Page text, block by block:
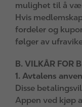
mulighet til å
Hvis
fordeler og
følger av
B. VILKÅR FOR
1. Avtalens
Disse
Appen ved kjøp